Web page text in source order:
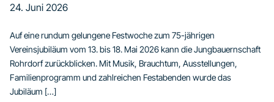
24. Juni 2026
Auf eine rundum gelungene Festwoche zum 75-jährigen
Vereinsjubiläum vom 13. bis 18. Mai 2026 kann die Jungbauernschaft
Rohrdorf zurückblicken. Mit Musik, Brauchtum, Ausstellungen,
Familienprogramm und zahlreichen Festabenden wurde das
Jubiläum […]